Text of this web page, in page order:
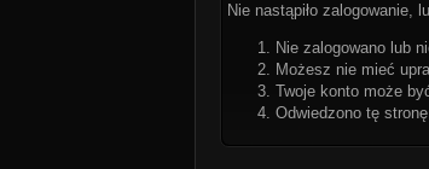
Nie nastąpiło
Nie zalogowano lub
Możesz nie mieć
Twoje konto może
Odwiedzono tę